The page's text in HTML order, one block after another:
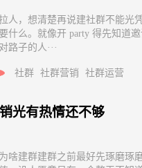
人，想清楚再说建社群不能光
什么。就像开 party 得先知道
路子的人···
社群 社群营销 社群运营
光有热情还不够
啥建群建群之前最好先琢磨琢